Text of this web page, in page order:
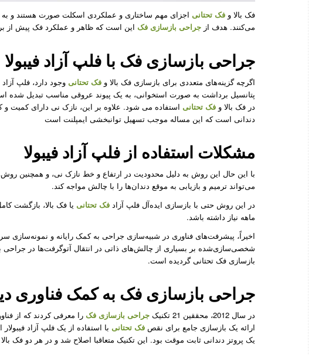
فک بالا و فک تحتانیاجزای مهم ساختاری و عملکردی اسکلت صورت هستند و به
می‌کنند. هدف از جراحی بازسازی فک این است که ظاهر و عملکرد فک پیش از
جراحی بازسازی فک با فلپ آزاد فیبولا
اگرچه گزینه‌های متعددی برای بازسازی فک بالا و فک تحتانیوجود دارد، فلپ آزاد
پتانسیل برداشت به صورت استخوانی، به یک پیوند عروقی مناسب تبدیل شده
در فک بالا و فک تحتانیاستفاده می شود. علاوه بر این، نازک نی دارای کمیت
دندانی است که این مساله موجب تسهیل توانبخشی ایمپلنت است
مشکلات استفاده از فلپ آزاد فیبولا
با این حال این روش به دلیل محدودیت در ارتفاع و خط نازک نی، و همچنین
می‌تواند ترمیم و بازیابی به موقع دندان‌ها را با چالش مواجه کند.
در این روش حتی با بازسازی ایده‌آل فلپ آزاد فک تحتانی
ماهه نیاز داشته باشد.
اخیراً، پیشرفت‌های فناوری در شبیه‌سازی جراحی به کمک رایانه و نمونه‌سازی
شخصی‌سازی‌شده بر بسیاری از چالش‌های ذاتی در انتقال آتوگرفت‌ها در جراحی
بازسازی فک تحتانی گردیده است.
جراحی بازسازی فک به کمک فناوری
در سال 2012، محققین 21 تکنیک جراحی بازسازی فکرا معرفی کردند که از
ارائه یک بازسازی جامع برای نقص فک تحتانیبا استفاده از یک فلپ آزاد
یک پروتز دندانی ثابت موقت بود. این تکنیک متعاقبا اصلاح شد و در هر دو فک